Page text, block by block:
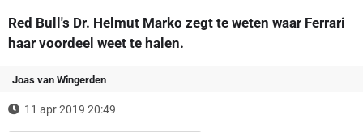
Red Bull's Dr. Helmut Marko zegt te weten waar Ferrari
haar voordeel weet te halen.
Joas van Wingerden
11 apr 2019 20:49